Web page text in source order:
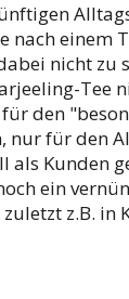
nach einem
nicht zu
Tee
den
nur für den
als Kunden
ein
z.B. in